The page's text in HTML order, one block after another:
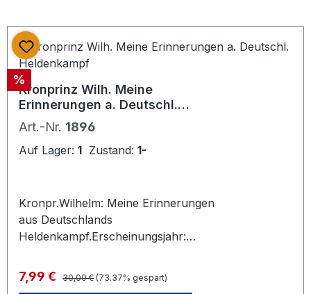
Rabatt
%
Kronprinz Wilh. Meine
Erinnerungen a. Deutschl.
Heldenkampf
Art.-Nr. 1896
Auf Lager: 1 Zustand: 1-
Kronpr.Wilhelm: Meine Erinnerungen
aus Deutschlands
Heldenkampf.Erscheinungsjahr:
S. mit 1 Titelbild, 13 Kartenskizzen im
Text und 4 Kartenbeilagen. OHlwd.,
Verkaufspreis:
7,99 € Regulärer Preis:
30,00 € (73.37% gespart)